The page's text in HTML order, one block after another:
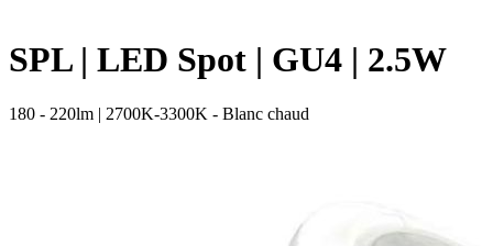
SPL | LED Spot | GU4 | 2.5W
180 - 220lm | 2700K-3300K - Blanc chaud